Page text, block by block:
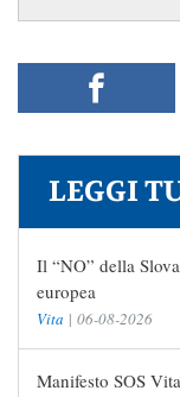
LEGGI
Il “NO” della
europea
Vita | 06-08-2026
Manifesto SOS